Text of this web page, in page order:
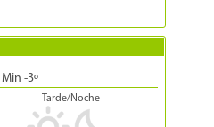
Min -3º
Tarde/Noche